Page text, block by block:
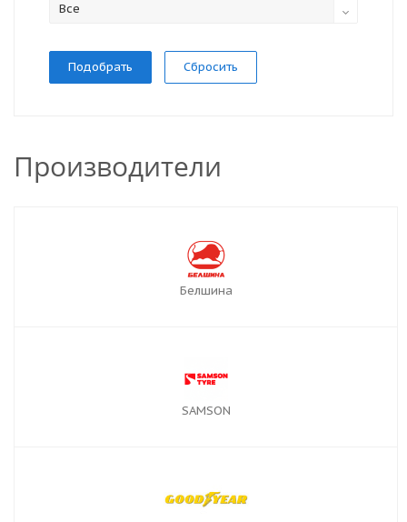
Все
Сбросить
Производители
Белшина
SAMSON